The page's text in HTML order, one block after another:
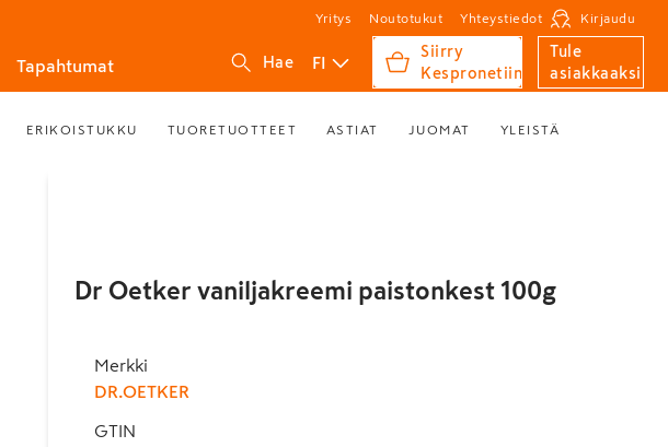
Yritys Noutotukut Yhteystiedot Kirjaudu
Tapahtumat Hae FI
Siirry
Kespronetiin
Tule
asiakkaaksi
ERIKOISTUKKU TUORETUOTTEET ASTIAT JUOMAT YLEISTÄ
Dr Oetker vaniljakreemi paistonkest 100g
Merkki
DR.OETKER
GTIN